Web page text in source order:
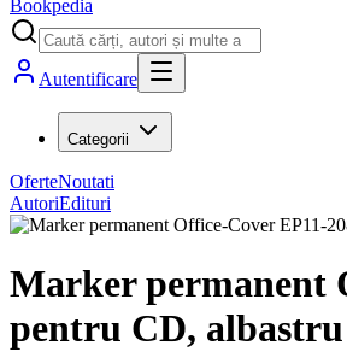
Bookpedia
Autentificare
Categorii
OferteNoutati
AutoriEdituri
Marker permanent
pentru CD, albastru